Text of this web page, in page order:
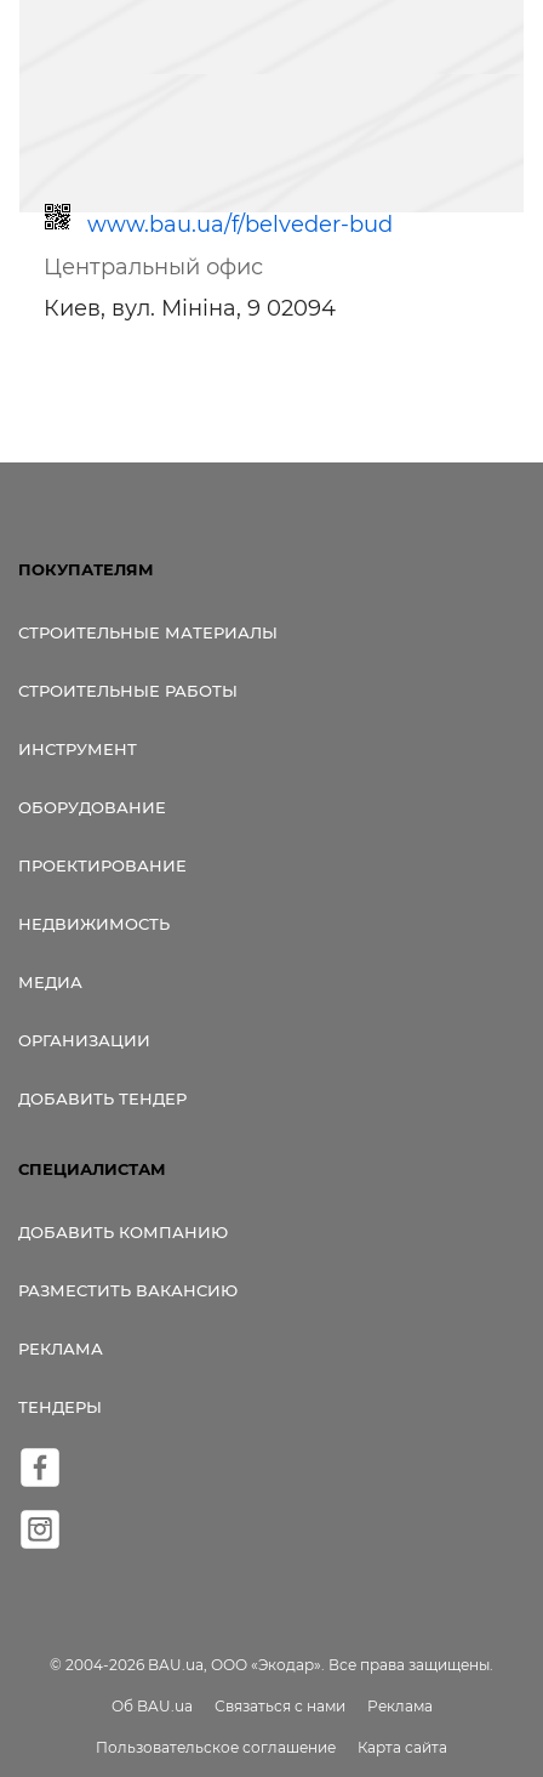
www.bau.ua/f/belveder-bud
Центральный офис
Киев, вул. Мініна, 9 02094
ПОКУПАТЕЛЯМ
СТРОИТЕЛЬНЫЕ МАТЕРИАЛЫ
СТРОИТЕЛЬНЫЕ РАБОТЫ
ИНСТРУМЕНТ
ОБОРУДОВАНИЕ
ПРОЕКТИРОВАНИЕ
НЕДВИЖИМОСТЬ
МЕДИА
ОРГАНИЗАЦИИ
ДОБАВИТЬ ТЕНДЕР
СПЕЦИАЛИСТАМ
ДОБАВИТЬ КОМПАНИЮ
РАЗМЕСТИТЬ ВАКАНСИЮ
РЕКЛАМА
ТЕНДЕРЫ
© 2004-2026 BAU.ua, ООО «Экодар». Все права защищены.
Об BAU.ua Связаться с нами Реклама
Пользовательское соглашение Карта сайта